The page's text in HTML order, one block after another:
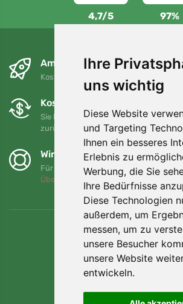
Ihre
uns wichtig
Diese Website
und Targeting
Ihnen ein besseres
Erlebnis zu
Werbung, die Sie
Ihre Bedürfnisse
Diese Technologien
außerdem, um
messen, um zu
unsere Besucher
unsere Website
entwickeln.
4,7/5 97%
Am nächsten Tag und
Kostenloser Versand für Bestellungen
Kostenloser Umtausch und
Sie können Ihre Bestellung jederzeit
zurückgeben oder umtauschen.
Wir unterstützen Trees.org
Für jede Bestellung pflanzen wir einen
Über uns